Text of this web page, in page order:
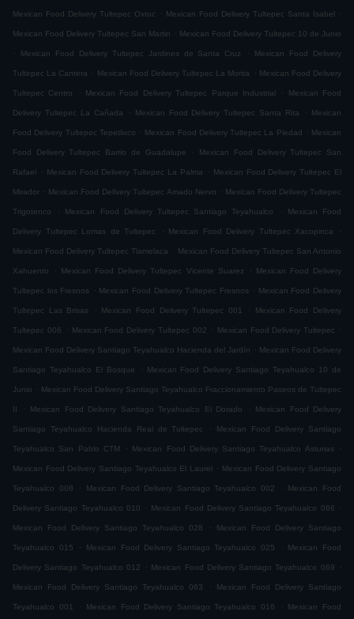
Mexican Food Delivery Tultepec Oxtoc . Mexican Food Delivery Tultepec Santa Isabel .
Mexican Food Delivery Tultepec San Martin . Mexican Food Delivery Tultepec 10 de Junio
.
Mexican Food Delivery Tultepec Jardines de Santa Cruz . Mexican Food Delivery
Tultepec La Cantera . Mexican Food Delivery Tultepec La Morita . Mexican Food Delivery
Tultepec Centro . Mexican Food Delivery Tultepec Parque Industrial . Mexican Food
Delivery Tultepec La Cañada . Mexican Food Delivery Tultepec Santa Rita . Mexican
Food Delivery Tultepec Tepetlixco . Mexican Food Delivery Tultepec La Piedad . Mexican
Food Delivery Tultepec Barrio de Guadalupe . Mexican Food Delivery Tultepec San
Rafael . Mexican Food Delivery Tultepec La Palma . Mexican Food Delivery Tultepec El
Mirador . Mexican Food Delivery Tultepec Amado Nervo . Mexican Food Delivery Tultepec
Trigotenco . Mexican Food Delivery Tultepec Santiago Teyahualco . Mexican Food
Delivery Tultepec Lomas de Tultepec . Mexican Food Delivery Tultepec Xacopinca .
Mexican Food Delivery Tultepec Tlamelaca . Mexican Food Delivery Tultepec San Antonio
Xahuento . Mexican Food Delivery Tultepec Vicente Suarez . Mexican Food Delivery
Tultepec los Fresnos . Mexican Food Delivery Tultepec Fresnos . Mexican Food Delivery
Tultepec Las Brisas . Mexican Food Delivery Tultepec 001 . Mexican Food Delivery
Tultepec 006 . Mexican Food Delivery Tultepec 002 . Mexican Food Delivery Tultepec .
Mexican Food Delivery Santiago Teyahualco Hacienda del Jardín . Mexican Food Delivery
Santiago Teyahualco El Bosque . Mexican Food Delivery Santiago Teyahualco 10 de
Junio . Mexican Food Delivery Santiago Teyahualco Fraccionamiento Paseos de Tultepec
II . Mexican Food Delivery Santiago Teyahualco El Dorado . Mexican Food Delivery
Santiago Teyahualco Hacienda Real de Tultepec . Mexican Food Delivery Santiago
Teyahualco San Pablo CTM . Mexican Food Delivery Santiago Teyahualco Asturias .
Mexican Food Delivery Santiago Teyahualco El Laurel . Mexican Food Delivery Santiago
Teyahualco 008 . Mexican Food Delivery Santiago Teyahualco 002 . Mexican Food
Delivery Santiago Teyahualco 010 . Mexican Food Delivery Santiago Teyahualco 066 .
Mexican Food Delivery Santiago Teyahualco 028 . Mexican Food Delivery Santiago
Teyahualco 015 . Mexican Food Delivery Santiago Teyahualco 025 . Mexican Food
Delivery Santiago Teyahualco 012 . Mexican Food Delivery Santiago Teyahualco 069 .
Mexican Food Delivery Santiago Teyahualco 063 . Mexican Food Delivery Santiago
Teyahualco 001 . Mexican Food Delivery Santiago Teyahualco 016 . Mexican Food